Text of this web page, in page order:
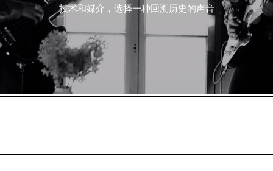
技术和媒介，选择一种回溯历史的声音